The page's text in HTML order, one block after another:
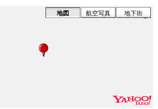
地図 航空写真 地下街